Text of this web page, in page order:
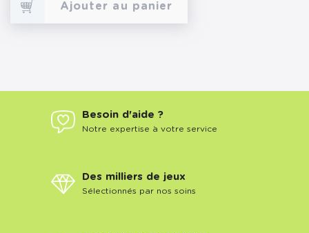
Ajouter au panier
Besoin d'aide ?
Notre expertise à votre service
Des milliers de jeux
Sélectionnés par nos soins